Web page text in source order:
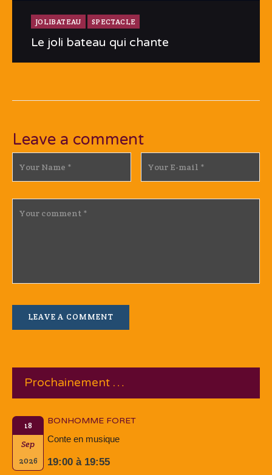
JOLIBATEAU SPECTACLE
Le joli bateau qui chante
Leave a comment
Prochainement …
18
Sep
2026
BONHOMME FORET
Conte en musique
19:00 à 19:55